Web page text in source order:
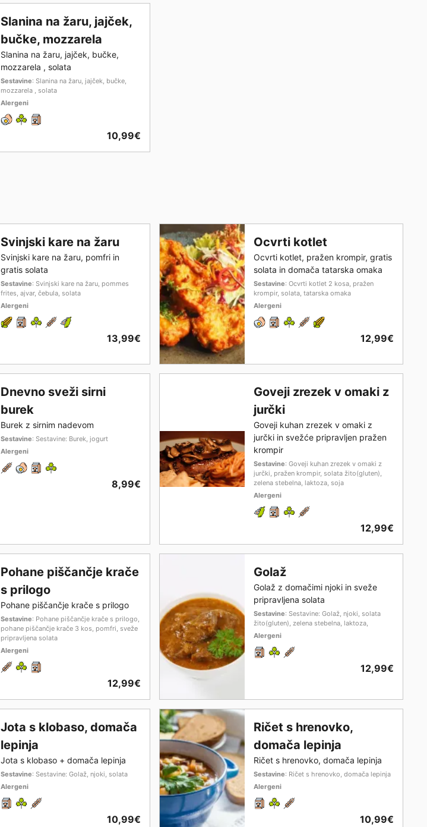
Slanina na žaru, jajček,
bučke, mozzarela
Slanina na žaru, jajček, bučke,
mozzarela , solata
Sestavine: Slanina na žaru, jajček, bučke,
mozzarela , solata
Alergeni
10,99€
Svinjski kare na žaru
Svinjski kare na žaru, pomfri in
gratis solata
Sestavine: Svinjski kare na žaru, pommes
frites, ajvar, čebula, solata
Alergeni
13,99€
Ocvrti kotlet
Ocvrti kotlet, pražen krompir, gratis
solata in domača tatarska omaka
Sestavine: Ocvrti kotlet 2 kosa, pražen
krompir, solata, tatarska omaka
Alergeni
12,99€
Dnevno sveži sirni
burek
Burek z sirnim nadevom
Sestavine: Sestavine: Burek, jogurt
Alergeni
8,99€
Goveji zrezek v omaki z
jurčki
Goveji kuhan zrezek v omaki z
jurčki in svežće pripravljen pražen
krompir
Sestavine: Goveji kuhan zrezek v omaki z
jurčki, pražen krompir, solata žito(gluten),
zelena stebelna, laktoza, soja
Alergeni
12,99€
Pohane piščančje krače
s prilogo
Pohane piščančje krače s prilogo
Sestavine: Pohane piščančje krače s prilogo,
pohane piščančje krače 3 kos, pomfri, sveže
pripravljena solata
Alergeni
12,99€
Golaž
Golaž z domačimi njoki in sveže
pripravljena solata
Sestavine: Sestavine: Golaž, njoki, solata
žito(gluten), zelena stebelna, laktoza,
Alergeni
12,99€
Jota s klobaso, domača
lepinja
Jota s klobaso + domača lepinja
Sestavine: Sestavine: Golaž, njoki, solata
Alergeni
10,99€
Ričet s hrenovko,
domača lepinja
Ričet s hrenovko, domača lepinja
Sestavine: Ričet s hrenovko, domača lepinja
Alergeni
10,99€